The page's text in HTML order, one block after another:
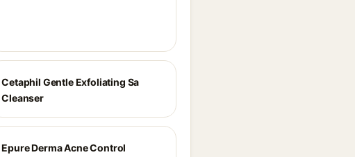
Cetaphil Gentle Exfoliating Sa
Cleanser
Epure Derma Acne Control